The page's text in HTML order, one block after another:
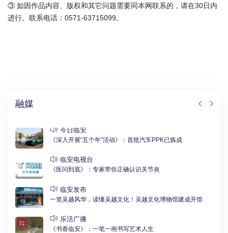
③ 如因作品内容、版权和其它问题需要同本网联系的，请在30日内
进行。联系电话：0571-63715099。
融媒
今日临安
《深入开展“五个年”活动》：首批汽车PPK已炼成
临安电视台
《医问到底》：专家带你正确认识关节炎
临安发布
一览吴越风华，读懂吴越文化！吴越文化博物馆建成开馆
乐活广播
《书香临安》：一笔一画书写艺术人生